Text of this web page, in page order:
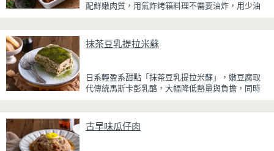
配鮮嫩肉質，用氣炸烤箱料理不需要油炸，用少油
入氣炸烤箱烘烤，免油炸也能烤出外皮金黃微酥、
配冰涼啤酒更是絕配！無論是父親節、聚會或宵夜
時光，在家就能輕鬆端出美味下酒菜。
抹茶豆乳提拉米蘇
日系輕盈系甜點「抹茶豆乳提拉米蘇」，嫩豆腐取
代傳統馬斯卡彭乳酪，大幅降低熱量與負擔，同時
厚重，搭配帶微苦茶香的抹茶與香氣濃郁的黃豆
粉，甜而不膩，層次更加豐富。
古早味瓜仔肉